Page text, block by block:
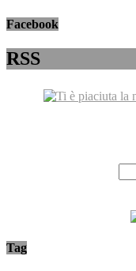
Facebook
RSS
Tag